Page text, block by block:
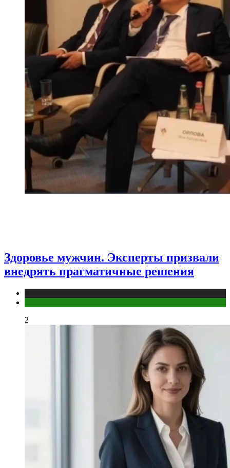
Здоровье мужчин. Эксперты призвали
внедрять прагматичные решения
2